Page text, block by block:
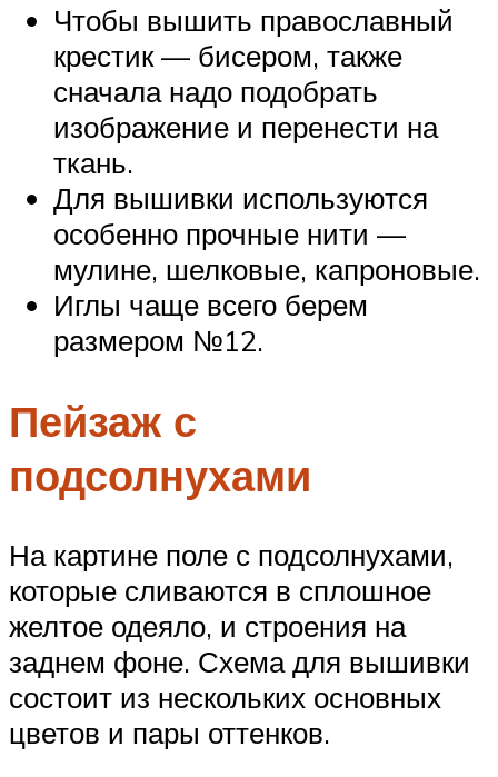
Чтобы вышить православный
крестик — бисером, также
сначала надо подобрать
изображение и перенести на
ткань.
Для вышивки используются
особенно прочные нити —
мулине, шелковые, капроновые.
Иглы чаще всего берем
размером №12.
Пейзаж с
подсолнухами
На картине поле с подсолнухами,
которые сливаются в сплошное
желтое одеяло, и строения на
заднем фоне. Схема для вышивки
состоит из нескольких основных
цветов и пары оттенков.